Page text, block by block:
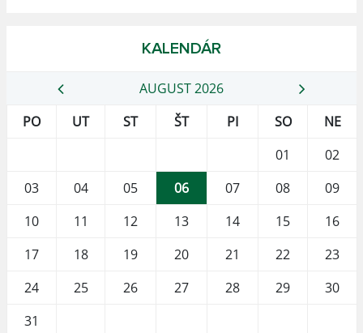
KALENDÁR
AUGUST 2026
PO
UT ST ŠT PI SO
NE
01
02
03
04 05 06 07 08
09
10
11 12 13 14 15
16
17
18 19 20 21 22
23
24
25 26 27 28 29
30
31